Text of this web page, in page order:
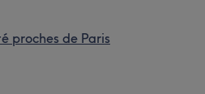
proches de Paris